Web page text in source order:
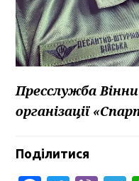
Пресслужба
організації
Поділитися